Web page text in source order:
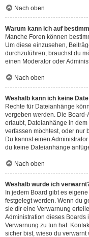
Nach oben
Warum kann ich auf
Manche Foren können
Um diese einzusehen,
durchzuführen, brauchst du
einen Moderator oder
Nach oben
Weshalb kann ich keine
Rechte für Dateianhänge
vergeben werden. Die
erlaubt, Dateianhänge in
verfassen möchtest, oder nur
Du kannst einen
du keine Dateianhänge
Nach oben
Weshalb wurde ich
In jedem Board gibt es
festgelegt werden. Wenn du
sie dir eine Verwarnung
Administration dieses Boards
Verwarnung zu tun hat.
sicher bist, wieso du verwarnt